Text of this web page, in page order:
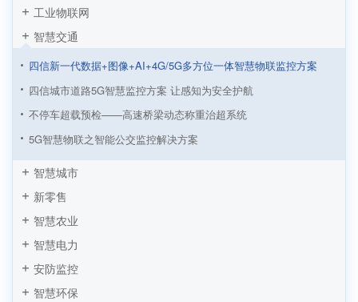
工业物联网
智慧交通
四信新一代数据+图像+AI+4G/5G多方位一体智慧物联监控方案
四信城市道路5G智慧监控方案 让感知为安全护航
不停车超载预检——⾼速桥梁动态称重治超系统
5G智慧物联之智能公交监控解决方案
四信智慧停车场解决方案，缓解城市停车“一位难求”
4G全网通RTU在桥梁安全在线监测系统的应用
四信电子警察抓拍系统应用方案
城市路灯无线通信监控系统解决方案
全网通工业路由器在交通道路违章电子抓拍系统的应用方案
智慧城市
新零售
智慧农业
智慧电力
安防监控
智慧环保